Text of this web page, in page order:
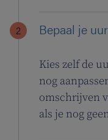
Bepaal je
Kies zelf de
nog
omschrijven
als je nog